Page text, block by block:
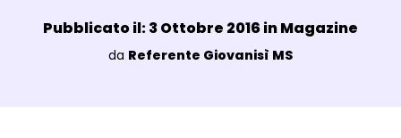
Data e ora:
Pubblicato il: 3 Ottobre 2016 inMagazine
Luogo:
da Referente Giovanisì MS